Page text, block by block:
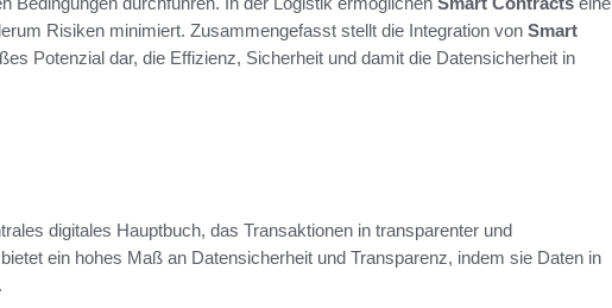
Risiken minimiert. Zusammengefasst stellt die Integration von Smart
Potenzial dar, die Effizienz, Sicherheit und damit die Datensicherheit in
digitales Hauptbuch, das Transaktionen in transparenter und
ein hohes Maß an Datensicherheit und Transparenz, indem sie Daten in